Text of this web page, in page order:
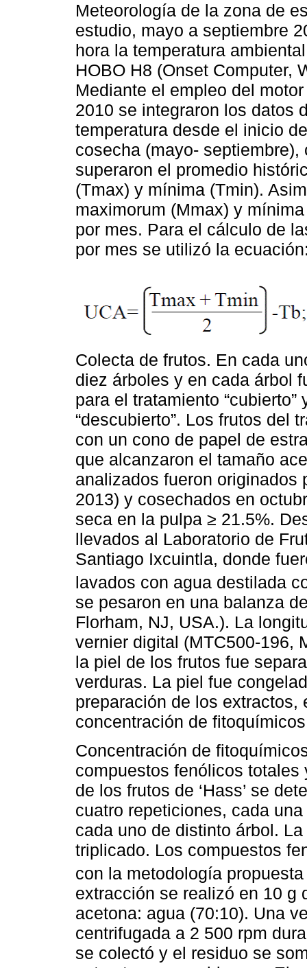
Meteorología de la zona de
estudio, mayo a septiembre
hora la temperatura
HOBO H8 (Onset Computer,
Mediante el empleo del
2010 se integraron los datos
temperatura desde el inicio
cosecha (mayo-
superaron el promedio
(Tmax) y mínima (Tmin).
maximorum (Mmax) y
por mes. Para el cálculo de
por mes se utilizó la
Colecta de frutos. En cada
diez árboles y en cada árbol
para el tratamiento
“descubierto”. Los frutos del
con un cono de papel de
que alcanzaron el tamaño
analizados fueron originados
2013) y cosechados en
seca en la pulpa ≥ 21.5%.
llevados al Laboratorio de
Santiago Ixcuintla, donde
lavados con agua destilada
se pesaron en una balanza
Florham, NJ, USA.). La
vernier digital (MTC500-196,
la piel de los frutos fue
verduras. La piel fue
preparación de los
concentración de
Concentración de
compuestos fenólicos
de los frutos de ‘Hass’ se
cuatro repeticiones, cada
cada uno de distinto árbol.
triplicado. Los compuestos
con la metodología
extracción se realizó en 10 g
acetona: agua (70:10). Una
centrifugada a 2 500 rpm
se colectó y el residuo se